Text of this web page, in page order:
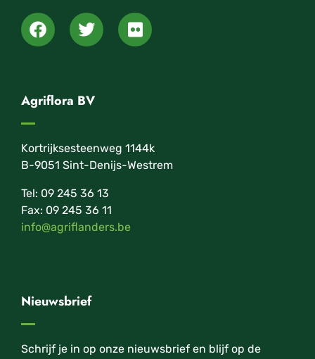
Agriflora BV
Kortrijksesteenweg 1144k
B-9051 Sint-Denijs-Westrem
Tel: 09 245 36 13
Fax: 09 245 36 11
info@agriflanders.be
Nieuwsbrief
Schrijf je in op onze nieuwsbrief en blijf op de